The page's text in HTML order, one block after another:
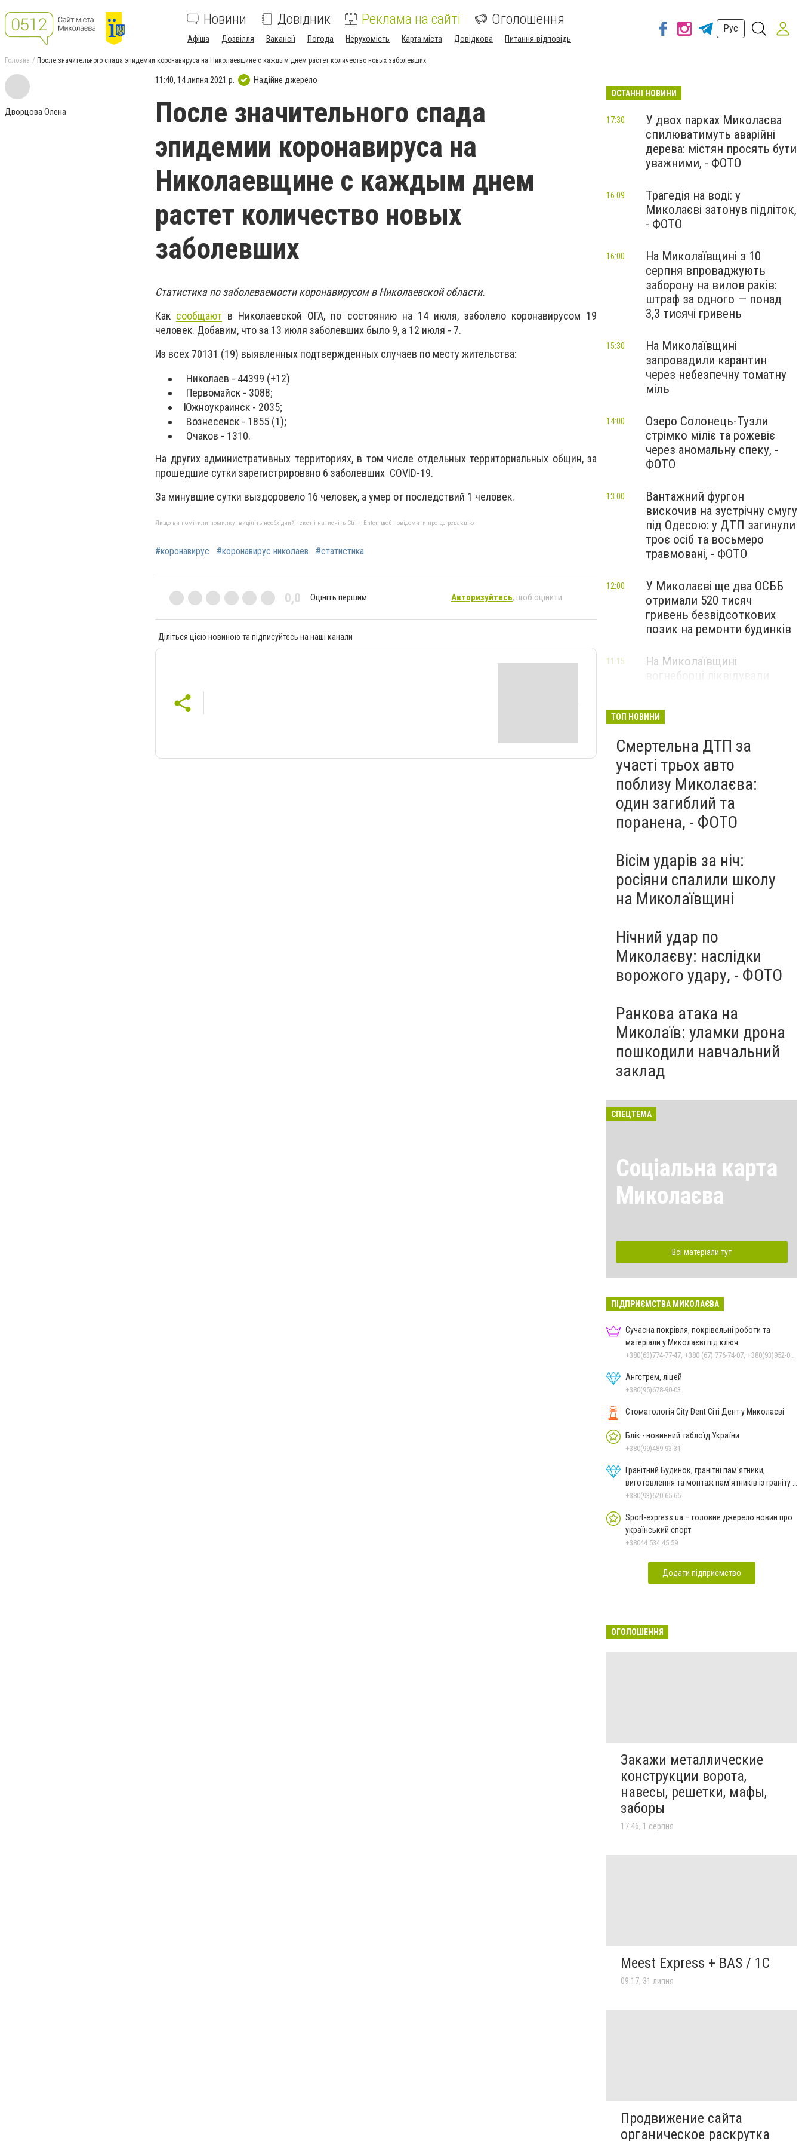
Новини Довідник Реклама на сайті Оголошення
Афіша Дозвілля Вакансії Погода Нерухомість Карта міста Довідкова Питання-відповідь
Рус
Головна После значительного спада эпидемии коронавируса на Николаевщине с каждым днем растет количество новых заболевших
Дворцова Олена
11:40, 14 липня 2021 р. Надійне джерело
После значительного спада
эпидемии коронавируса на
Николаевщине с каждым днем
растет количество новых
заболевших
Статистика по заболеваемости коронавирусом в Николаевской области.
Как сообщают в Николаевской ОГА, по состоянию на 14 июля, заболело коронавирусом 19
человек. Добавим, что за 13 июля заболевших было 9, а 12 июля - 7.
Из всех 70131 (19) выявленных подтвержденных случаев по месту жительства:
Николаев - 44399 (+12)
Первомайск - 3088;
Южноукраинск - 2035;
Вознесенск - 1855 (1);
Очаков - 1310.
На других административных территориях, в том числе отдельных территориальных общин, за
прошедшие сутки зарегистрировано 6 заболевших COVID-19.
За минувшие сутки выздоровело 16 человек, а умер от последствий 1 человек.
Якщо ви помітили помилку, виділіть необхідний текст і натисніть Ctrl + Enter, щоб повідомити про це редакцію
#коронавирус #коронавирус николаев #статистика
0,0 Оцініть першим Авторизуйтесь, щоб оцінити
Діліться цією новиною та підписуйтесь на наші канали
ОСТАННІ НОВИНИ
У двох парках Миколаєва
спилюватимуть аварійні
дерева: містян просять бути
уважними, - ФОТО
17:30
Трагедія на воді: у
Миколаєві затонув підліток,
- ФОТО
16:09
На Миколаївщині з 10
серпня впроваджують
заборону на вилов раків:
штраф за одного — понад
3,3 тисячі гривень
16:00
На Миколаївщині
запровадили карантин
через небезпечну томатну
міль
15:30
Озеро Солонець-Тузли
стрімко міліє та рожевіє
через аномальну спеку, -
ФОТО
14:00
Вантажний фургон
вискочив на зустрічну смугу
під Одесою: у ДТП загинули
троє осіб та восьмеро
травмовані, - ФОТО
13:00
У Миколаєві ще два ОСББ
отримали 520 тисяч
гривень безвідсоткових
позик на ремонти будинків
12:00
На Миколаївщині
вогнеборці ліквідували
11:15
ТОП НОВИНИ
Смертельна ДТП за
участі трьох авто
поблизу Миколаєва:
один загиблий та
поранена, - ФОТО
Вісім ударів за ніч:
росіяни спалили школу
на Миколаївщині
Нічний удар по
Миколаєву: наслідки
ворожого удару, - ФОТО
Ранкова атака на
Миколаїв: уламки дрона
пошкодили навчальний
заклад
СПЕЦТЕМА
Соціальна карта
Миколаєва
Всі матеріали тут
ПІДПРИЄМСТВА МИКОЛАЄВА
Сучасна покрівля, покрівельні роботи та
матеріали у Миколаєві під ключ
Ангстрем, ліцей
+380(95)678-90-03
Стоматологія City Dent Сіті Дент у Миколаєві
Блік - новинний таблоїд України
+380(99)489-93-31
Гранітний Будинок, гранітні пам'ятники,
виготовлення та монтаж пам'ятників із граніту в
Миколаєві
+380(93)620-65-65
Sport-express.ua – головне джерело новин про
український спорт
+38044 534 45 59
Додати підприємство
ОГОЛОШЕННЯ
Закажи металлические
конструкции ворота,
навесы, решетки, мафы,
заборы
17:46, 1 серпня
Meest Express + BAS / 1C
09:17, 31 липня
Продвижение сайта
органическое раскрутка